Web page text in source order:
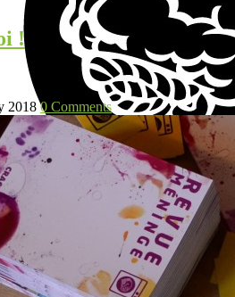
!
2018 0 Comments